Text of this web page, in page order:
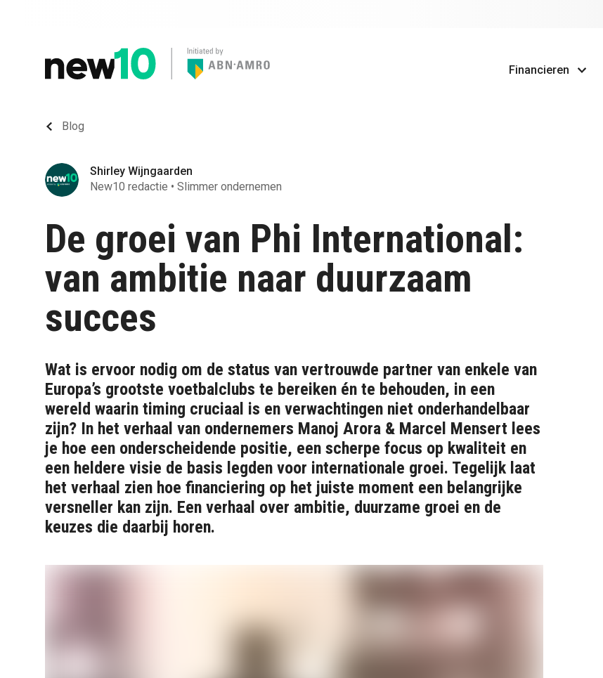
Financieren
Blog
Shirley Wijngaarden
New10 redactie • Slimmer ondernemen
De groei van Phi International:
van ambitie naar duurzaam
succes
Wat is ervoor nodig om de status van vertrouwde partner van enkele van
Europa’s grootste voetbalclubs te bereiken én te behouden, in een
wereld waarin timing cruciaal is en verwachtingen niet onderhandelbaar
zijn? In het verhaal van ondernemers Manoj Arora & Marcel Mensert lees
je hoe een onderscheidende positie, een scherpe focus op kwaliteit en
een heldere visie de basis legden voor internationale groei. Tegelijk laat
het verhaal zien hoe financiering op het juiste moment een belangrijke
versneller kan zijn. Een verhaal over ambitie, duurzame groei en de
keuzes die daarbij horen.